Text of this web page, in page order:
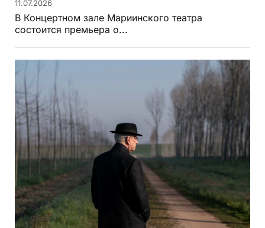
11.07.2026
В Концертном зале Мариинского театра
состоится премьера о...